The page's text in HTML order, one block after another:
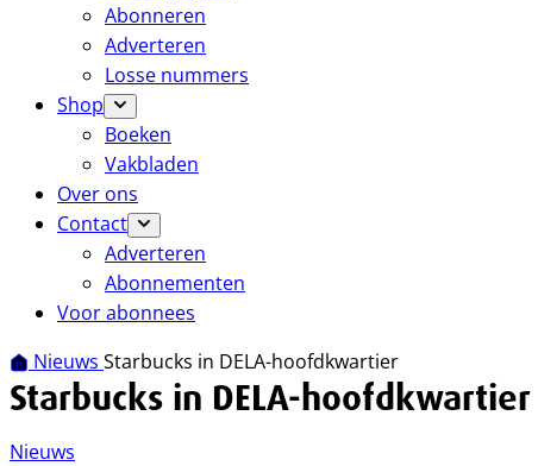
Abonneren
Adverteren
Losse nummers
Shop
Boeken
Vakbladen
Over ons
Contact
Adverteren
Abonnementen
Voor abonnees
Nieuws Starbucks in DELA-hoofdkwartier
Starbucks in DELA-hoofdkwartier
Nieuws